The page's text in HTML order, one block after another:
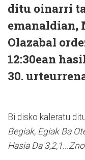
ditu oinarri
emanaldian,
Olazabal
12:30ean
30.
Bi disko kaleratu
Begiak, Egiak Ba
Hasia Da